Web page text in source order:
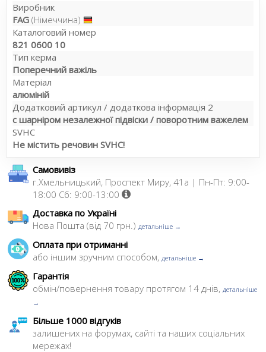
Виробник
FAG (Німеччина)
Каталоговий номер
821 0600 10
Тип керма
Поперечний важіль
Матеріал
алюміній
Додатковий артикул / додаткова інформація 2
c шарніром незалежної підвіски / поворотним важелем
SVHC
Не містить речовин SVHC!
Самовивіз
г.Хмельницький, Проспект Миру, 41а | Пн-Пт: 9:00-
18:00 Сб: 9:00-13:00
Доставка по Україні
Нова Пошта (від 70 грн.) детальніше →
Оплата при отриманні
або іншим зручним способом, детальніше →
Гарантія
обмін/повернення товару протягом 14 днів, детальніше
→
Більше 1000 відгуків
залишених на форумах, сайті та наших соціальних
мережах!